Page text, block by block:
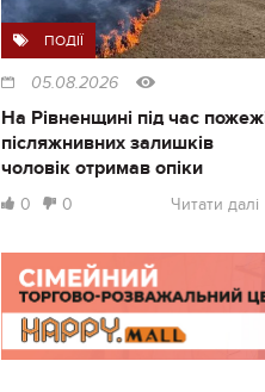
ПОДІЇ
05.08.2026
На Рівненщині під час
післяжнивних залишків
чоловік отримав опіки
0 0 Читати далі